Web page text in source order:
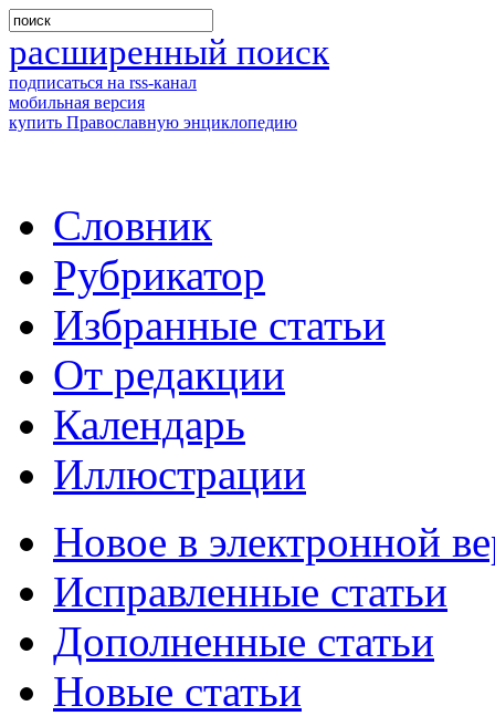
расширенный поиск
подписаться на rss-канал
мобильная версия
купить Православную энциклопедию
Словник
Рубрикатор
Избранные статьи
От редакции
Календарь
Иллюстрации
Новое в электронной
Исправленные статьи
Дополненные статьи
Новые статьи